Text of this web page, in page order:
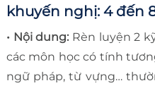
khuyến nghị: 4 đến
• Nội dung: Rèn luyện 2
các môn học có tính
ngữ pháp, từ vựng…